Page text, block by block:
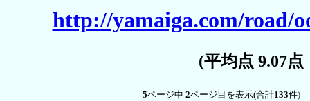
http://yamaiga.com/road/
(平均点 9.07
5ページ中 2ページ目を表示(合計133件)